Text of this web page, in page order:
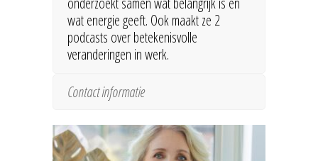
wat energie geeft. Ook maakt ze 2
podcasts over betekenisvolle
veranderingen in werk.
Contact informatie